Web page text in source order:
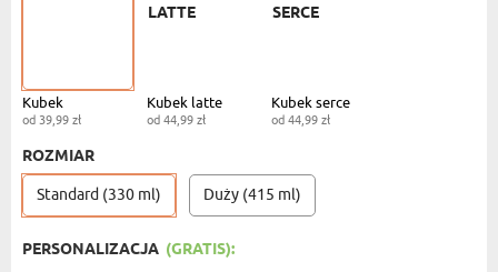
Kubek
od 39,99 zł
Kubek latte
od 44,99 zł
Kubek serce
od 44,99 zł
ROZMIAR
Standard (330 ml) Duży (415 ml)
PERSONALIZACJA (GRATIS):